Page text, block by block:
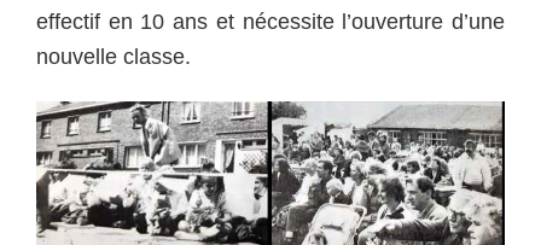
effectif en 10 ans et nécessite l’ouverture d’une
nouvelle classe.